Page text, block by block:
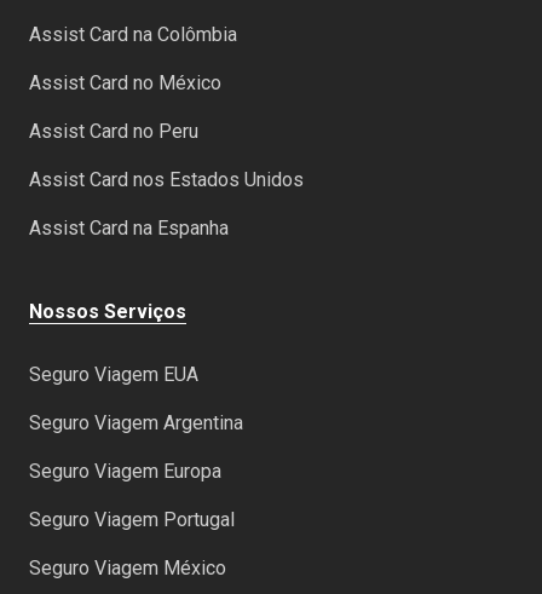
Assist Card na Colômbia
Assist Card no México
Assist Card no Peru
Assist Card nos Estados Unidos
Assist Card na Espanha
Nossos Serviços
Seguro Viagem EUA
Seguro Viagem Argentina
Seguro Viagem Europa
Seguro Viagem Portugal
Seguro Viagem México